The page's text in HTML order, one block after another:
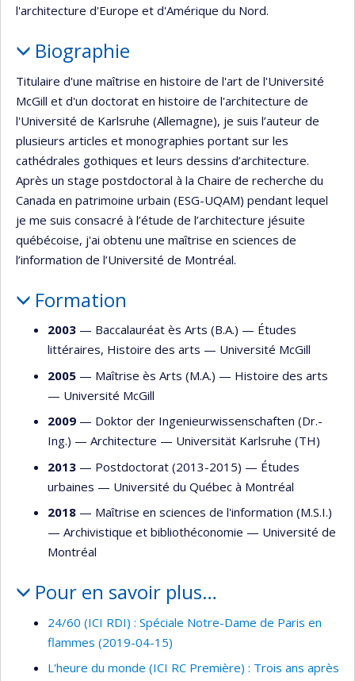
l'architecture d'Europe et d'Amérique du Nord.
Biographie
Titulaire d'une maîtrise en histoire de l'art de l'Université
McGill et d'un doctorat en histoire de l'architecture de
l'Université de Karlsruhe (Allemagne), je suis l’auteur de
plusieurs articles et monographies portant sur les
cathédrales gothiques et leurs dessins d’architecture.
Après un stage postdoctoral à la Chaire de recherche du
Canada en patrimoine urbain (ESG-UQAM) pendant lequel
je me suis consacré à l’étude de l’architecture jésuite
québécoise, j'ai obtenu une maîtrise en sciences de
l’information de l’Université de Montréal.
Formation
2003 — Baccalauréat ès Arts (B.A.) — Études
littéraires, Histoire des arts — Université McGill
2005 — Maîtrise ès Arts (M.A.) — Histoire des arts
— Université McGill
2009 — Doktor der Ingenieurwissenschaften (Dr.-
Ing.) — Architecture — Universität Karlsruhe (TH)
2013 — Postdoctorat (2013-2015) — Études
urbaines — Université du Québec à Montréal
2018 — Maîtrise en sciences de l'information (M.S.I.)
— Archivistique et bibliothéconomie — Université de
Montréal
Pour en savoir plus…
24/60 (ICI RDI) : Spéciale Notre-Dame de Paris en
flammes (2019-04-15)
L'heure du monde (ICI RC Première) : Trois ans après